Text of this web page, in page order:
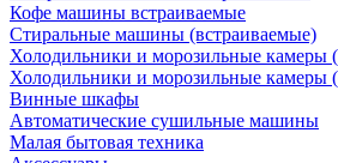
Кофе машины встраиваемые
Стиральные машины (встраиваемые)
Холодильники и морозильные камеры
Холодильники и морозильные камеры
Винные шкафы
Автоматические сушильные машины
Малая бытовая техника